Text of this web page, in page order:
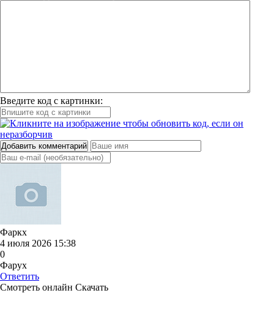
Введите код с картинки:
Добавить комментарий
Фаркх
4 июля 2026 15:38
0
Фарух
Ответить
Смотреть онлайн Скачать